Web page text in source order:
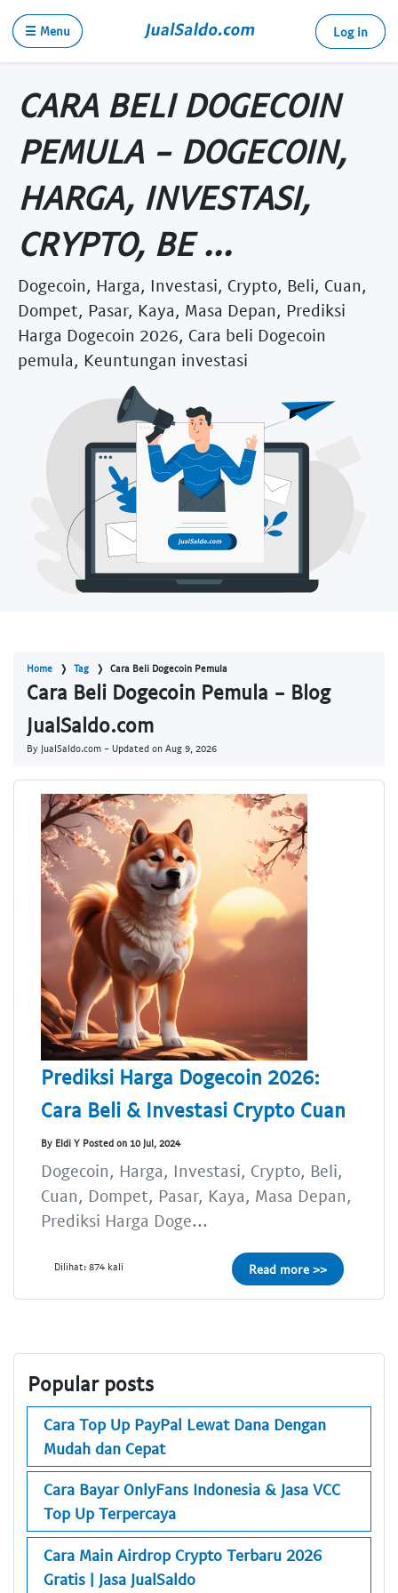
☰ Menu Log in
CARA BELI DOGECOIN
PEMULA - DOGECOIN,
HARGA, INVESTASI,
CRYPTO, BE ...
Dogecoin, Harga, Investasi, Crypto, Beli, Cuan,
Dompet, Pasar, Kaya, Masa Depan, Prediksi
Harga Dogecoin 2026, Cara beli Dogecoin
pemula, Keuntungan investasi
Home Tag Cara Beli Dogecoin Pemula
Cara Beli Dogecoin Pemula - Blog
JualSaldo.com
By JualSaldo.com - Updated on Aug 9, 2026
Prediksi Harga Dogecoin 2026:
Cara Beli & Investasi Crypto Cuan
By Eldi Y Posted on 10 Jul, 2024
Dogecoin, Harga, Investasi, Crypto, Beli,
Cuan, Dompet, Pasar, Kaya, Masa Depan,
Prediksi Harga Doge...
Dilihat: 874 kali Read more >>
Popular posts
Cara Top Up PayPal Lewat Dana Dengan
Mudah dan Cepat
Cara Bayar OnlyFans Indonesia & Jasa VCC
Top Up Terpercaya
Cara Main Airdrop Crypto Terbaru 2026
Gratis | Jasa JualSaldo